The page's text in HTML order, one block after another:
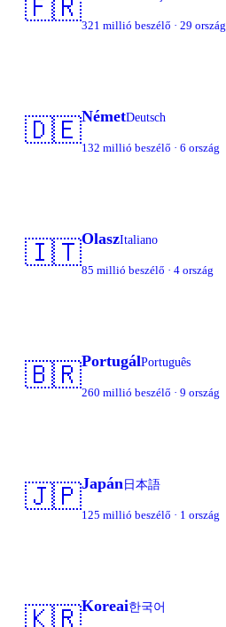
🇫🇷
321 millió beszélő · 29 ország
🇩🇪NémetDeutsch
132 millió beszélő · 6 ország
🇮🇹OlaszItaliano
85 millió beszélő · 4 ország
🇧🇷PortugálPortuguês
260 millió beszélő · 9 ország
🇯🇵Japán 日本語
125 millió beszélő · 1 ország
🇰🇷Koreai한국어